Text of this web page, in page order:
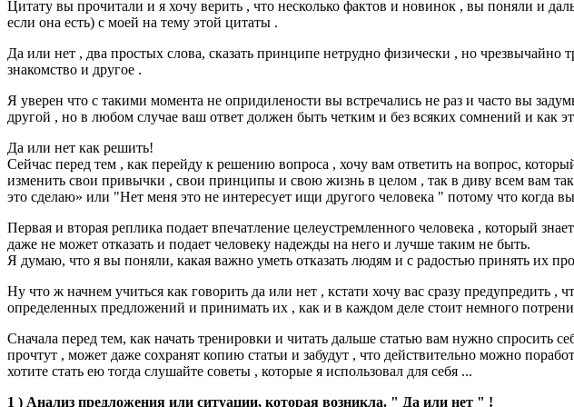
Цитату вы прочитали и я хочу верить , что несколько фактов и новинок , вы поняли и
если она есть) с моей на тему этой цитаты .
Да или нет , два простых слова, сказать принципе нетрудно физически , но чрезвычайно
знакомство и другое .
Я уверен что с такими момента не опридилености вы встречались не раз и часто вы
другой , но в любом случае ваш ответ должен быть четким и без всяких сомнений и как
Да или нет как решить!
Сейчас перед тем , как перейду к решению вопроса , хочу вам ответить на вопрос,
изменить свои привычки , свои принципы и свою жизнь в целом , так в диву всем вам
это сделаю» или "Нет меня это не интересует ищи другого человека " потому что когда
Первая и вторая реплика подает впечатление целеустремленного человека , который
даже не может отказать и подает человеку надежды на него и лучше таким не быть.
Я думаю, что я вы поняли, какая важно уметь отказать людям и с радостью принять их
Ну что ж начнем учиться как говорить да или нет , кстати хочу вас сразу предупредить ,
определенных предложений и принимать их , как и в каждом деле стоит немного
Сначала перед тем, как начать тренировки и читать дальше статью вам нужно спросить
прочтут , может даже сохранят копию статьи и забудут , что действительно можно
хотите стать ею тогда слушайте советы , которые я использовал для себя ...
1 ) Анализ предложения или ситуации, которая возникла. " Да или нет " !